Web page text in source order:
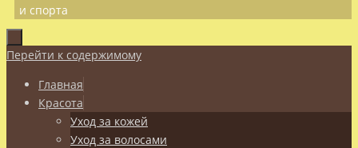
и спорта
Перейти к содержимому
Главная
Красота
Уход за кожей
Уход за волосами